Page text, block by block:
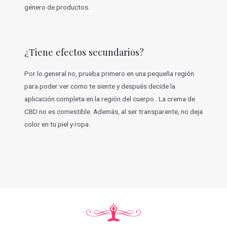
género de productos.
¿Tiene efectos secundarios?
Por lo general no, prueba primero en una pequeña región
para poder ver como te siente y después decide la
aplicación completa en la región del cuerpo . La crema de
CBD no es comestible. Además, al ser transparente, no deja
color en tu piel y ropa.